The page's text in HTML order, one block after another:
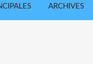
ARCHIVES